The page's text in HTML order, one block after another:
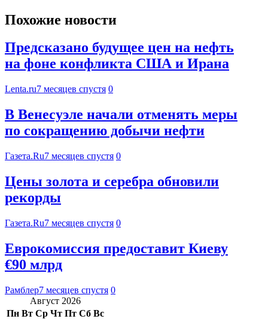
Похожие новости
Предсказано будущее цен на нефть
на фоне конфликта США и Ирана
Lenta.ru7 месяцев спустя 0
В Венесуэле начали отменять меры
по сокращению добычи нефти
Газета.Ru7 месяцев спустя 0
Цены золота и серебра обновили
рекорды
Газета.Ru7 месяцев спустя 0
Еврокомиссия предоставит Киеву
€90 млрд
Рамблер7 месяцев спустя 0
Август 2026
Пн Вт Ср Чт Пт Сб Вс